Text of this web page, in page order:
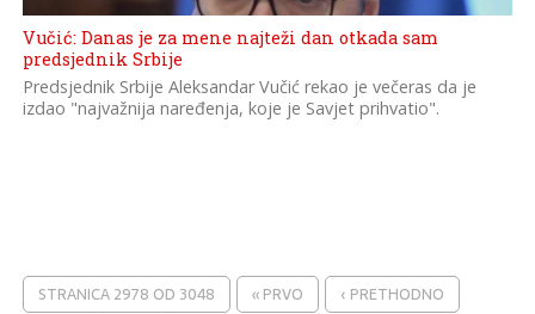
Vučić: Danas je za mene najteži dan otkada sam
predsjednik Srbije
Predsjednik Srbije Aleksandar Vučić rekao je večeras da je
izdao "najvažnija naređenja, koje je Savjet prihvatio".
STRANICA 2978 OD 3048 « PRVO
‹ PRETHODNO